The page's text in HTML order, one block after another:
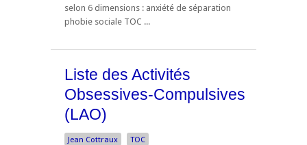
selon 6 dimensions : anxiété de séparation
phobie sociale TOC ...
Liste des Activités
Obsessives-Compulsives
(LAO)
Jean Cottraux TOC